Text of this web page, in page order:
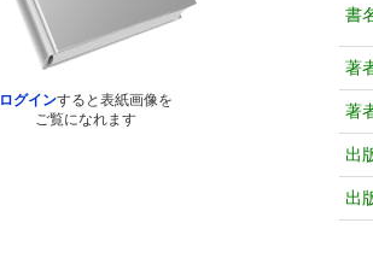
ログインすると表紙画像を
ご覧になれます
書
著
著
出
出